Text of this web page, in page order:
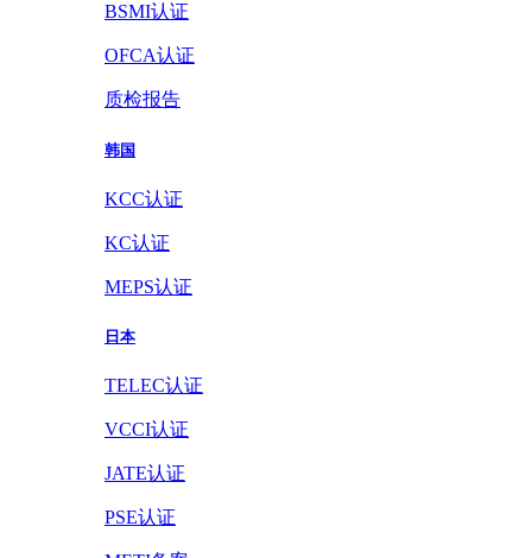
BSMI认证
OFCA认证
质检报告
韩国
KCC认证
KC认证
MEPS认证
日本
TELEC认证
VCCI认证
JATE认证
PSE认证